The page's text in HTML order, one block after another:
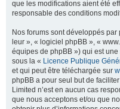
que les modifications aient été
responsable des conditions
Nos forums sont développés
leur », « logiciel phpBB », «
équipes de phpBB ») qui est
sous la « Licence Publique
et qui peut être téléchargée sur
phpBB a pour seul but de
Limited n’est en aucun cas
que nous acceptons et/ou que